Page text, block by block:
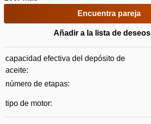
Encuentra pareja
Añadir a la lista de deseos
capacidad efectiva del depósito de
aceite:
número de etapas:
tipo de motor: